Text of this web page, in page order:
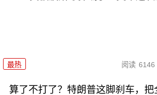
最热 阅读 6146
算了不打了？特朗普这脚刹车，把